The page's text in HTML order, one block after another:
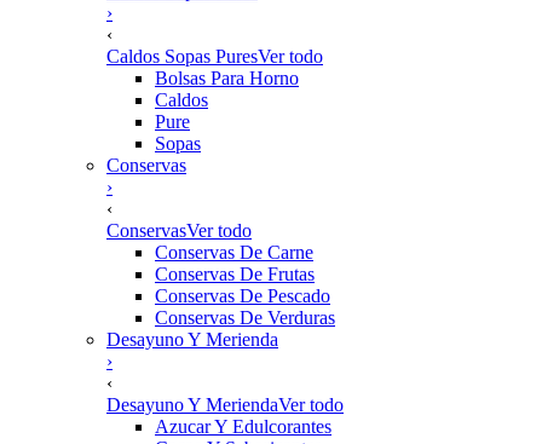
›
‹
Caldos Sopas PuresVer todo
Bolsas Para Horno
Caldos
Pure
Sopas
Conservas
›
‹
ConservasVer todo
Conservas De Carne
Conservas De Frutas
Conservas De Pescado
Conservas De Verduras
Desayuno Y Merienda
›
‹
Desayuno Y MeriendaVer todo
Azucar Y Edulcorantes